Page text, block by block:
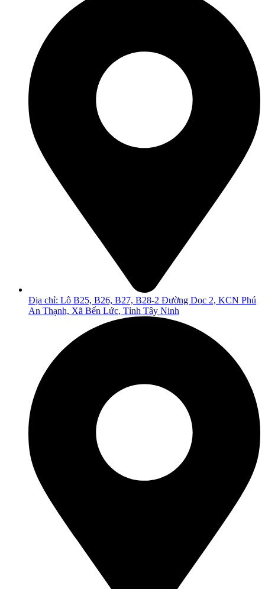
Địa chỉ: Lô B25, B26, B27, B28-2 Đường Dọc 2, KCN Phú
An Thạnh, Xã Bến Lức, Tỉnh Tây Ninh